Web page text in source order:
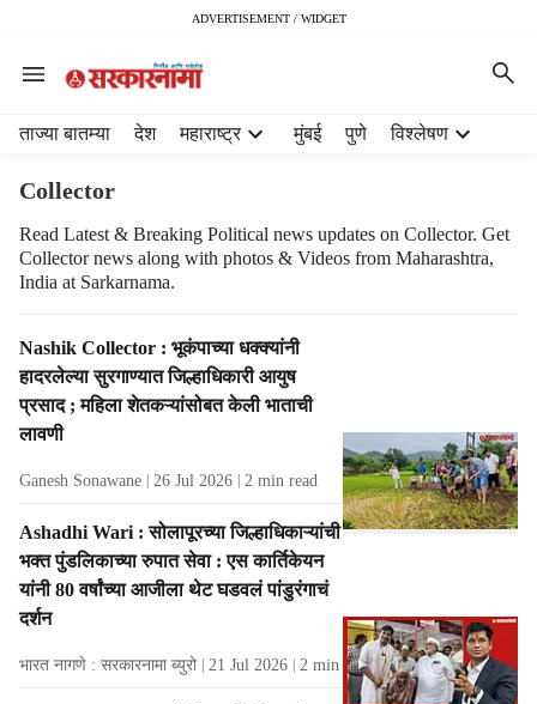
ADVERTISEMENT / WIDGET
ताज्या बातम्या देश महाराष्ट्र मुंबई पुणे विश्लेषण
Collector
Read Latest & Breaking Political news updates on Collector. Get
Collector news along with photos & Videos from Maharashtra,
India at Sarkarnama.
T
a
g
R
s
l
t
s
Nashik Collector : भूकंपाच्या धक्क्यांनी
हादरलेल्या सुरगाण्यात जिल्हाधिकारी आयुष
प्रसाद ; महिला शेतकऱ्यांसोबत केली भाताची
लावणी
Ganesh Sonawane 26 Jul 2026 2 min read
Ashadhi Wari : सोलापूरच्या जिल्हाधिकाऱ्यांची
भक्त पुंडलिकाच्या रुपात सेवा : एस कार्तिकेयन
यांनी 80 वर्षांच्या आजीला थेट घडवलं पांडुरंगाचं
दर्शन
भारत नागणे : सरकारनामा ब्युरो 21 Jul 2026 2 min read